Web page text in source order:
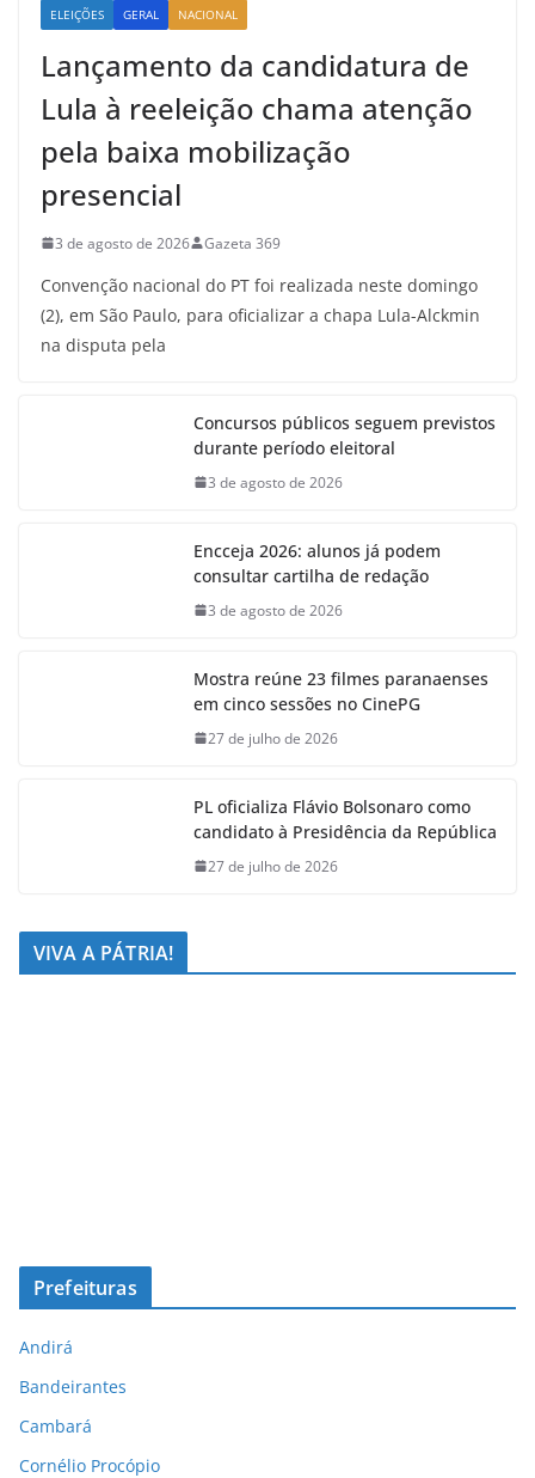
ELEIÇÕES GERAL NACIONAL
Lançamento da candidatura de
Lula à reeleição chama atenção
pela baixa mobilização
presencial
3 de agosto de 2026 Gazeta 369
Convenção nacional do PT foi realizada neste domingo
(2), em São Paulo, para oficializar a chapa Lula-Alckmin
na disputa pela
Concursos públicos seguem previstos
durante período eleitoral
3 de agosto de 2026
Encceja 2026: alunos já podem
consultar cartilha de redação
3 de agosto de 2026
Mostra reúne 23 filmes paranaenses
em cinco sessões no CinePG
27 de julho de 2026
PL oficializa Flávio Bolsonaro como
candidato à Presidência da República
27 de julho de 2026
VIVA A PÁTRIA!
Prefeituras
Andirá
Bandeirantes
Cambará
Cornélio Procópio